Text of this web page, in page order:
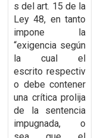
s del art. 15 de la
Ley 48, en tanto
impone la
“exigencia según
la cual el
escrito respectiv
o debe contener
una crítica prolija
de la sentencia
impugnada, o